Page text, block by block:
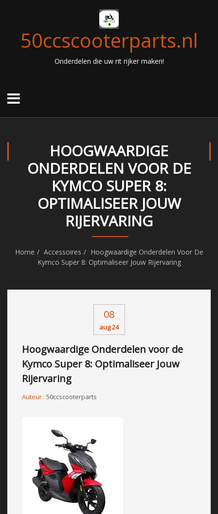
50ccscooterparts.nl
Onderdelen die uw rit rijker maken!
HOOGWAARDIGE
ONDERDELEN VOOR DE
KYMCO SUPER 8:
OPTIMALISEER JOUW
RIJERVARING
Home Accessoires
Hoogwaardige Onderdelen Voor De
Kymco Super 8: Optimaliseer Jouw Rijervaring
08
aug 24
Hoogwaardige Onderdelen voor de
Kymco Super 8: Optimaliseer Jouw
Rijervaring
Auteur : 50ccscooterparts